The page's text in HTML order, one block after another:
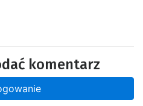
komentarz